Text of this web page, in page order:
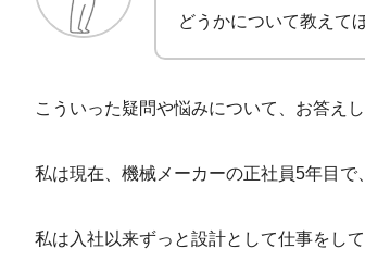
どうかについて教えて
こういった疑問や悩みについて、お答えし
私は現在、機械メーカーの正社員5年目で
私は入社以来ずっと設計として仕事をし